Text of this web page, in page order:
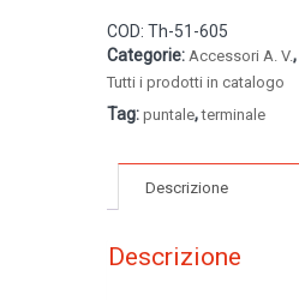
COD: Th-51-605
Categorie: Accessori A. V.,
Tutti i prodotti in catalogo
Tag: puntale,terminale
Descrizione
Descrizione